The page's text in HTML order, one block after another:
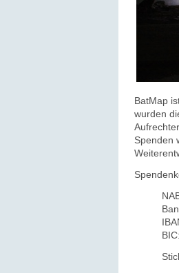
BatMap
wurden
Spenden